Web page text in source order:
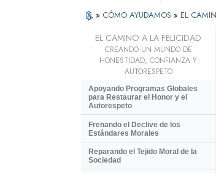
» CÓMO AYUDAMOS » EL
EL CAMINO A LA FELICIDAD
CREANDO UN MUNDO DE
HONESTIDAD, CONFIANZA Y
AUTORESPETO
Apoyando Programas Globales
para Restaurar el Honor y el
Autorespeto
Frenando el Declive de los
Estándares Morales
Reparando el Tejido Moral de la
Sociedad